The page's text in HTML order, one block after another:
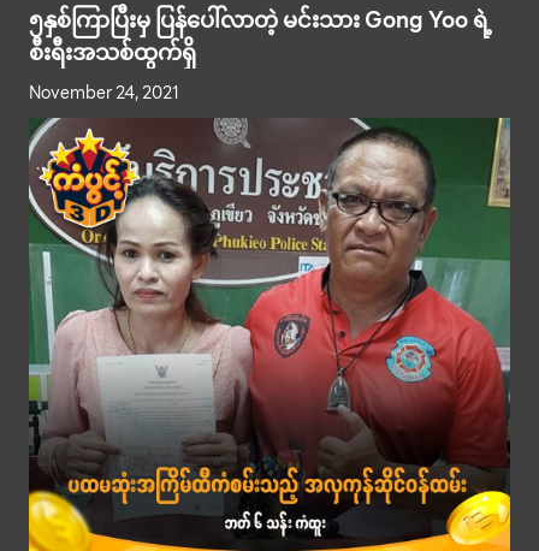
၅နှစ်ကြာပြီးမှ ပြန်ပေါ်လာတဲ့ မင်းသား Gong Yoo ရဲ့
စီးရီးအသစ်ထွက်ရှိ
November 24, 2021